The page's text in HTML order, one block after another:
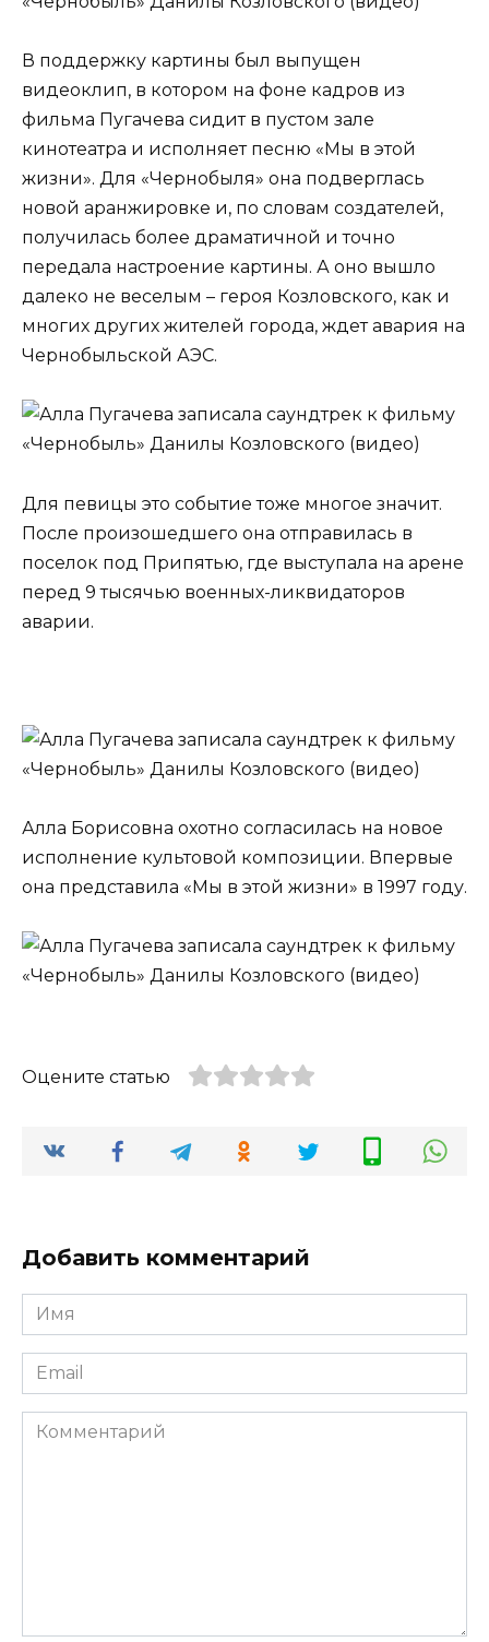
В поддержку картины был выпущен
видеоклип, в котором на фоне кадров из
фильма Пугачева сидит в пустом зале
кинотеатра и исполняет песню «Мы в этой
жизни». Для «Чернобыля» она подверглась
новой аранжировке и, по словам создателей,
получилась более драматичной и точно
передала настроение картины. А оно вышло
далеко не веселым – героя Козловского, как и
многих других жителей города, ждет авария на
Чернобыльской АЭС.
Для певицы это событие тоже многое значит.
После произошедшего она отправилась в
поселок под Припятью, где выступала на арене
перед 9 тысячью военных-ликвидаторов
аварии.
Алла Борисовна охотно согласилась на новое
исполнение культовой композиции. Впервые
она представила «Мы в этой жизни» в 1997 году.
Оцените статью
Добавить комментарий
Имя
*
Email
*
Комментарий